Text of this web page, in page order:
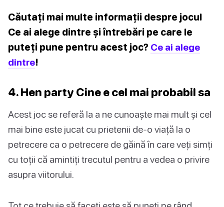
Căutați mai multe informații despre jocul
Ce ai alege dintre și întrebări pe care le
puteți pune pentru acest joc? Ce ai alege
dintre!
4. Hen party Cine e cel mai probabil sa
Acest joc se referă la a ne cunoaște mai mult și cel
mai bine este jucat cu prietenii de-o viață la o
petrecere ca o petrecere de găină în care veți simți
cu toții că amintiți trecutul pentru a vedea o privire
asupra viitorului.